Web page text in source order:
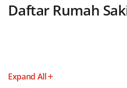
Daftar Rumah
Expand All